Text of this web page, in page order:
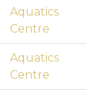
Aquatics
Centre
Aquatics
Centre